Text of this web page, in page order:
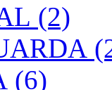
(2)
(6)